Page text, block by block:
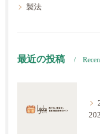
製法
最近の投稿